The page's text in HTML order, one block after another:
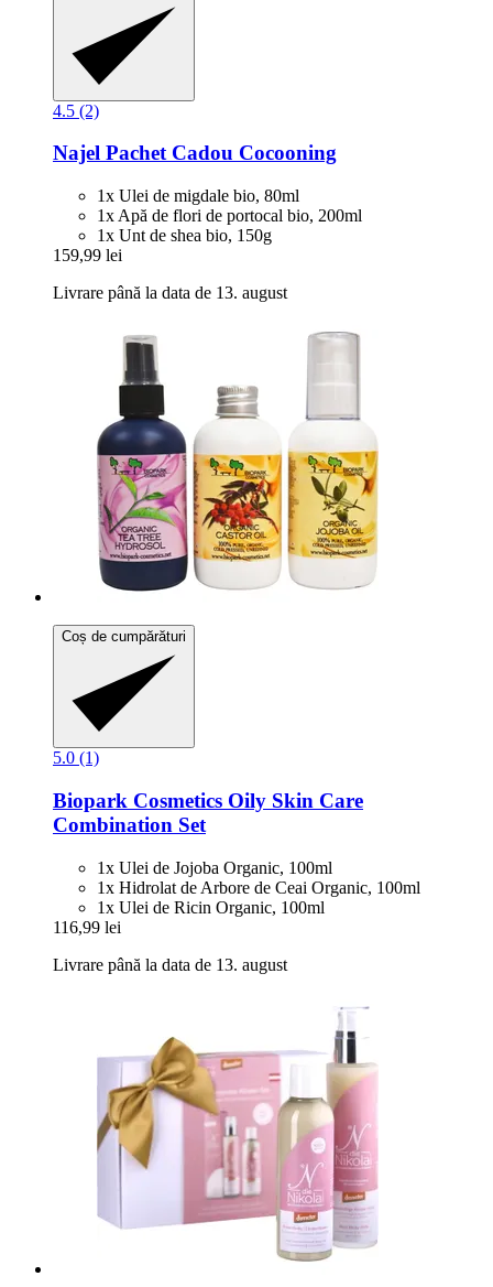
4.5 (2)
Najel Pachet Cadou Cocooning
1x Ulei de migdale bio, 80ml
1x Apă de flori de portocal bio, 200ml
1x Unt de shea bio, 150g
159,99 lei
Livrare până la data de 13. august
Coș de cumpărături
5.0 (1)
Biopark Cosmetics Oily Skin Care
Combination Set
1x Ulei de Jojoba Organic, 100ml
1x Hidrolat de Arbore de Ceai Organic, 100ml
1x Ulei de Ricin Organic, 100ml
116,99 lei
Livrare până la data de 13. august